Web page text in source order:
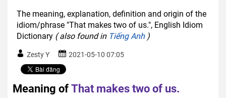
The meaning, explanation, definition and origin of the
idiom/phrase "That makes two of us.", English Idiom
Dictionary ( also found in Tiếng Anh)
Zesty Y 2021-05-10 07:05
Meaning ofThat makes two of us.